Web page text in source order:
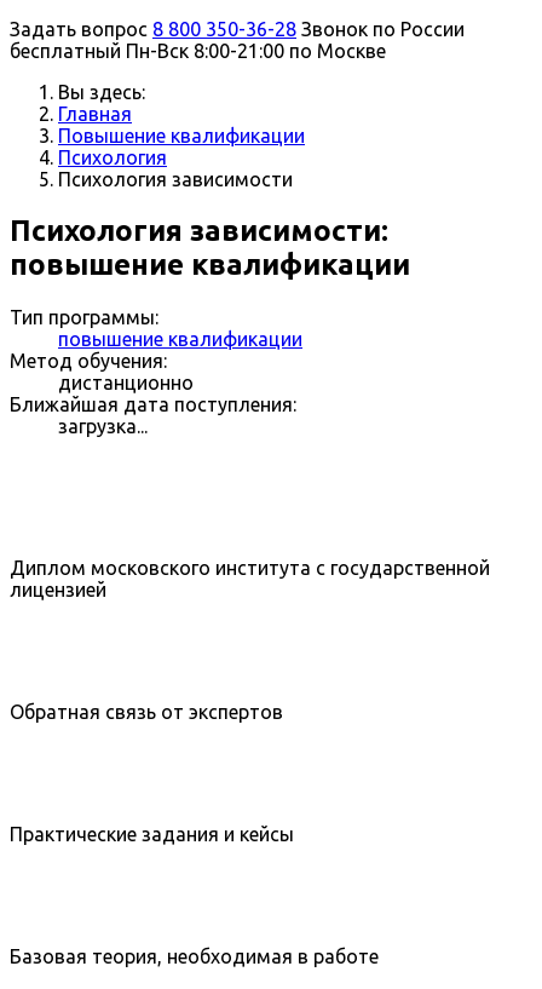
Задать вопрос 8 800 350-36-28 Звонок по России
бесплатный Пн-Вск 8:00-21:00 по Москве
Вы здесь:
Главная
Повышение квалификации
Психология
Психология зависимости
Психология зависимости:
повышение квалификации
Тип программы:
повышение квалификации
Метод обучения:
дистанционно
Ближайшая дата поступления:
загрузка...
Диплом московского института с государственной
лицензией
Обратная связь от экспертов
Практические задания и кейсы
Базовая теория, необходимая в работе